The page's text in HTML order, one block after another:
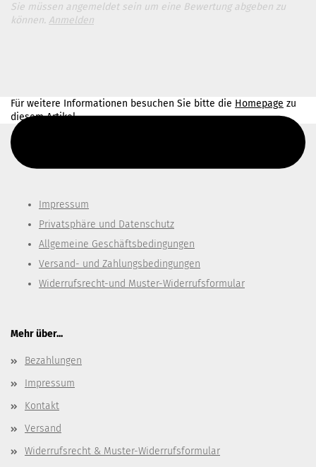
Sie müssen angemeldet sein um eine Bewertung abgeben zu
können. Anmelden
Für weitere Informationen besuchen Sie bitte die Homepage zu
diesem Artikel.
Impressum
Privatsphäre und Datenschutz
Allgemeine Geschäftsbedingungen
Versand- und Zahlungsbedingungen
Widerrufsrecht-und Muster-Widerrufsformular
Mehr über...
Bezahlungen
Impressum
Kontakt
Versand
Widerrufsrecht & Muster-Widerrufsformular